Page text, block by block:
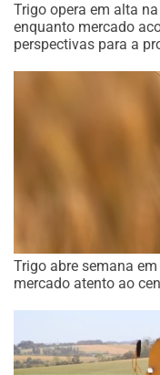
Trigo opera em alta
enquanto mercado
perspectivas para a
Trigo abre semana
mercado atento ao